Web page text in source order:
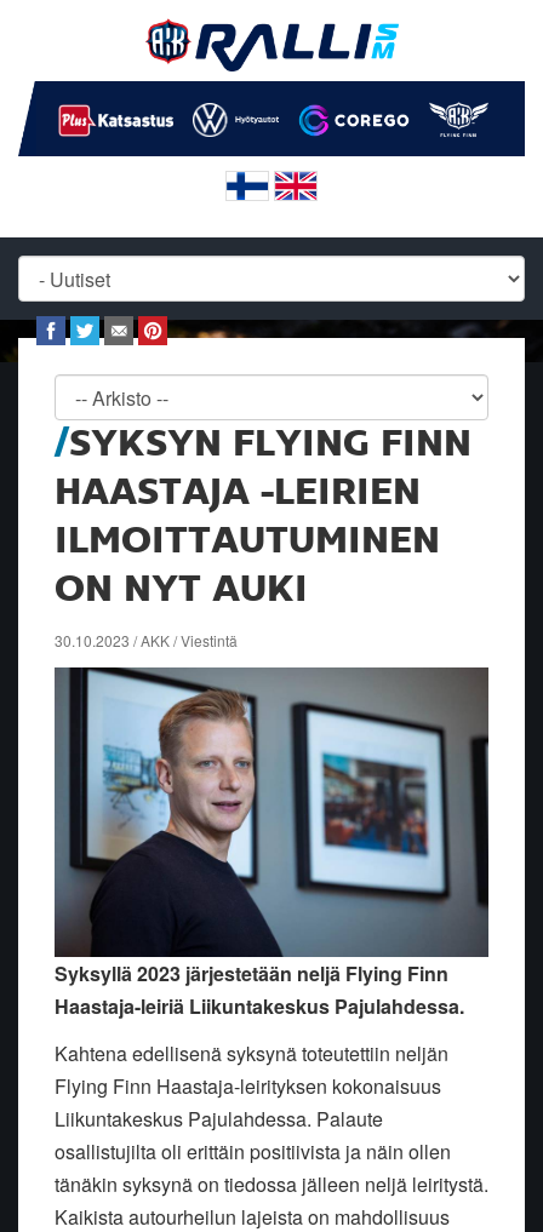
SYKSYN FLYING FINN
HAASTAJA -LEIRIEN
ILMOITTAUTUMINEN
ON NYT AUKI
30.10.2023 / AKK / Viestintä
Syksyllä 2023 järjestetään neljä Flying Finn
Haastaja-leiriä Liikuntakeskus Pajulahdessa.
Kahtena edellisenä syksynä toteutettiin neljän
Flying Finn Haastaja-leirityksen kokonaisuus
Liikuntakeskus Pajulahdessa. Palaute
osallistujilta oli erittäin positiivista ja näin ollen
tänäkin syksynä on tiedossa jälleen neljä leiritystä.
Kaikista autourheilun lajeista on mahdollisuus